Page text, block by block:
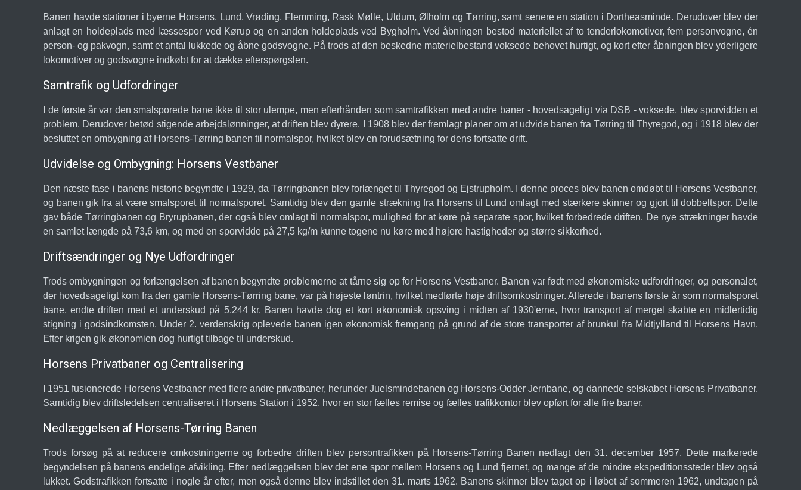
Banen havde stationer i byerne Horsens, Lund, Vrøding, Flemming, Rask Mølle, Uldum, Ølholm og Tørring, samt senere en station i Dortheasminde. Derudover blev der
anlagt en holdeplads med læssespor ved Kørup og en anden holdeplads ved Bygholm. Ved åbningen bestod materiellet af to tenderlokomotiver, fem personvogne, én
person- og pakvogn, samt et antal lukkede og åbne godsvogne. På trods af den beskedne materielbestand voksede behovet hurtigt, og kort efter åbningen blev yderligere
lokomotiver og godsvogne indkøbt for at dække efterspørgslen.
Samtrafik og Udfordringer
I de første år var den smalsporede bane ikke til stor ulempe, men efterhånden som samtrafikken med andre baner - hovedsageligt via DSB - voksede, blev sporvidden et
problem. Derudover betød stigende arbejdslønninger, at driften blev dyrere. I 1908 blev der fremlagt planer om at udvide banen fra Tørring til Thyregod, og i 1918 blev der
besluttet en ombygning af Horsens-Tørring banen til normalspor, hvilket blev en forudsætning for dens fortsatte drift.
Udvidelse og Ombygning: Horsens Vestbaner
Den næste fase i banens historie begyndte i 1929, da Tørringbanen blev forlænget til Thyregod og Ejstrupholm. I denne proces blev banen omdøbt til Horsens Vestbaner,
og banen gik fra at være smalsporet til normalsporet. Samtidig blev den gamle strækning fra Horsens til Lund omlagt med stærkere skinner og gjort til dobbeltspor. Dette
gav både Tørringbanen og Bryrupbanen, der også blev omlagt til normalspor, mulighed for at køre på separate spor, hvilket forbedrede driften. De nye strækninger havde
en samlet længde på 73,6 km, og med en sporvidde på 27,5 kg/m kunne togene nu køre med højere hastigheder og større sikkerhed.
Driftsændringer og Nye Udfordringer
Trods ombygningen og forlængelsen af banen begyndte problemerne at tårne sig op for Horsens Vestbaner. Banen var født med økonomiske udfordringer, og personalet,
der hovedsageligt kom fra den gamle Horsens-Tørring bane, var på højeste løntrin, hvilket medførte høje driftsomkostninger. Allerede i banens første år som normalsporet
bane, endte driften med et underskud på 5.244 kr. Banen havde dog et kort økonomisk opsving i midten af 1930'erne, hvor transport af mergel skabte en midlertidig
stigning i godsindkomsten. Under 2. verdenskrig oplevede banen igen økonomisk fremgang på grund af de store transporter af brunkul fra Midtjylland til Horsens Havn.
Efter krigen gik økonomien dog hurtigt tilbage til underskud.
Horsens Privatbaner og Centralisering
I 1951 fusionerede Horsens Vestbaner med flere andre privatbaner, herunder Juelsmindebanen og Horsens-Odder Jernbane, og dannede selskabet Horsens Privatbaner.
Samtidig blev driftsledelsen centraliseret i Horsens Station i 1952, hvor en stor fælles remise og fælles trafikkontor blev opført for alle fire baner.
Nedlæggelsen af Horsens-Tørring Banen
Trods forsøg på at reducere omkostningerne og forbedre driften blev persontrafikken på Horsens-Tørring Banen nedlagt den 31. december 1957. Dette markerede
begyndelsen på banens endelige afvikling. Efter nedlæggelsen blev det ene spor mellem Horsens og Lund fjernet, og mange af de mindre ekspeditionssteder blev også
lukket. Godstrafikken fortsatte i nogle år efter, men også denne blev indstillet den 31. marts 1962. Banens skinner blev taget op i løbet af sommeren 1962, undtagen på